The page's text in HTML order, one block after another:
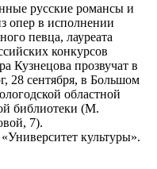
русские романсы и
опер в исполнении
певца, лауреата
конкурсов
Кузнецова прозвучат в
28 сентября, в Большом
областной
библиотеки (М.
7).
культуры».